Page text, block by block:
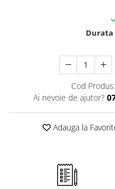
Durata
Cod Produs:
Ai nevoie de ajutor?
Adauga la